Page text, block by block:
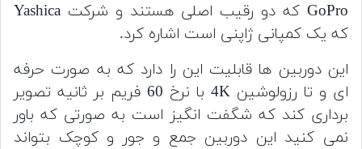
GoPro که دو رقیب اصلی هستند و شرکت Yashica
که یک کمپانی ژاپنی است اشاره کرد.
این دوربین ها قابلیت این را دارد که به صورت حرفه
ای و تا رزولوشین 4K با نرخ 60 فریم بر ثانیه تصویر
برداری کند که شگفت انگیز است به صورتی که باور
نمی کنید این دوربین جمع و جور و کوچک بتواند